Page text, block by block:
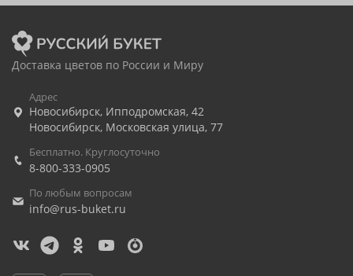
Доставка цветов по России и Миру
Адрес
Новосибирск, Ипподромская, 42
Новосибирск, Московская улица, 77
Бесплатно. Круглосуточно
8-800-333-0905
По любым вопросам
info@rus-buket.ru